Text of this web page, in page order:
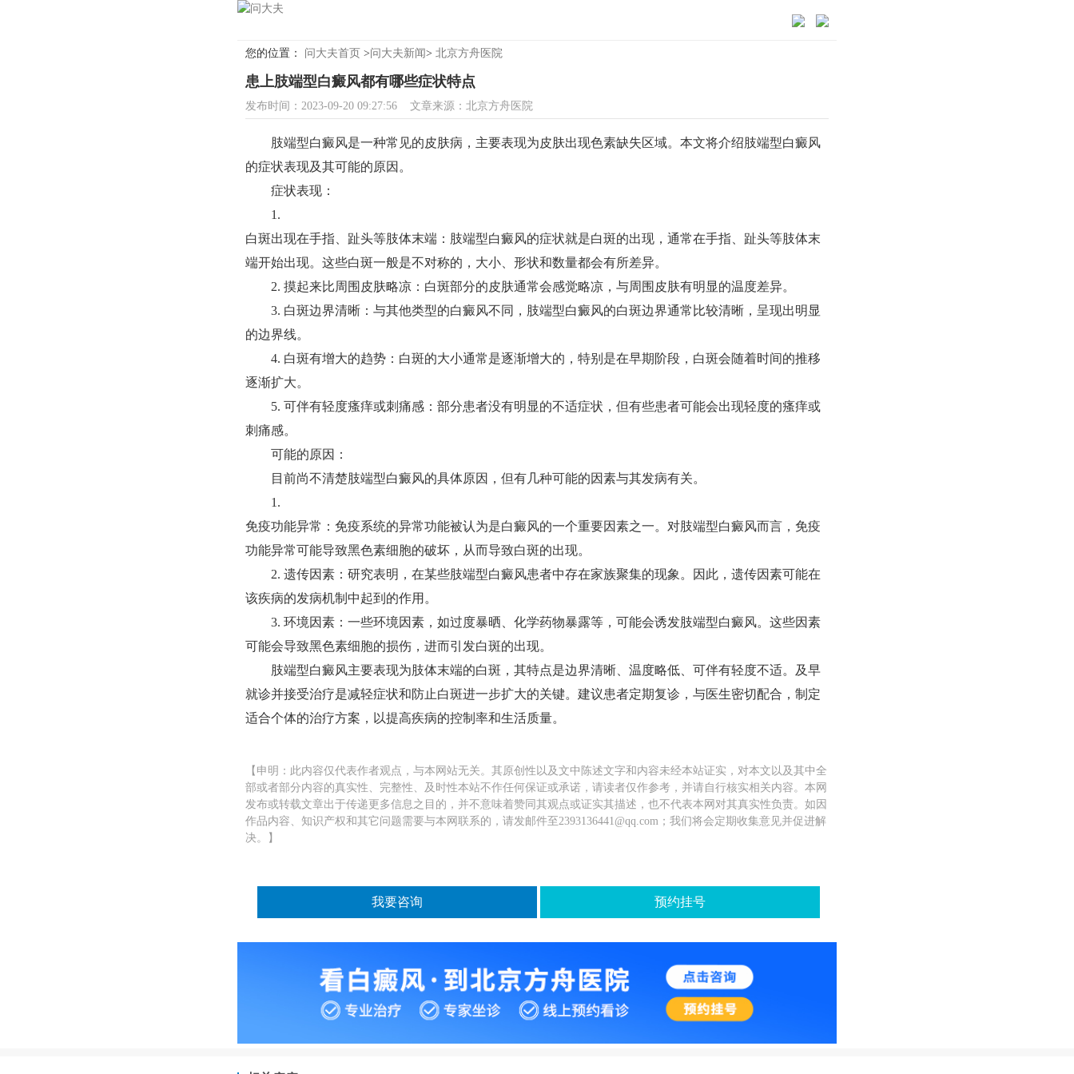
您的位置： 问大夫首页 >问大夫新闻> 北京方舟医院
患上肢端型白癜风都有哪些症状特点
发布时间：2023-09-20 09:27:56 文章来源：北京方舟医院
肢端型白癜风是一种常见的皮肤病，主要表现为皮肤出现色素缺失区域。本文将介绍肢端型白癜风
的症状表现及其可能的原因。
症状表现：
1.
白斑出现在手指、趾头等肢体末端：肢端型白癜风的症状就是白斑的出现，通常在手指、趾头等肢体末
端开始出现。这些白斑一般是不对称的，大小、形状和数量都会有所差异。
2. 摸起来比周围皮肤略凉：白斑部分的皮肤通常会感觉略凉，与周围皮肤有明显的温度差异。
3. 白斑边界清晰：与其他类型的白癜风不同，肢端型白癜风的白斑边界通常比较清晰，呈现出明显
的边界线。
4. 白斑有增大的趋势：白斑的大小通常是逐渐增大的，特别是在早期阶段，白斑会随着时间的推移
逐渐扩大。
5. 可伴有轻度瘙痒或刺痛感：部分患者没有明显的不适症状，但有些患者可能会出现轻度的瘙痒或
刺痛感。
可能的原因：
目前尚不清楚肢端型白癜风的具体原因，但有几种可能的因素与其发病有关。
1.
免疫功能异常：免疫系统的异常功能被认为是白癜风的一个重要因素之一。对肢端型白癜风而言，免疫
功能异常可能导致黑色素细胞的破坏，从而导致白斑的出现。
2. 遗传因素：研究表明，在某些肢端型白癜风患者中存在家族聚集的现象。因此，遗传因素可能在
该疾病的发病机制中起到的作用。
3. 环境因素：一些环境因素，如过度暴晒、化学药物暴露等，可能会诱发肢端型白癜风。这些因素
可能会导致黑色素细胞的损伤，进而引发白斑的出现。
肢端型白癜风主要表现为肢体末端的白斑，其特点是边界清晰、温度略低、可伴有轻度不适。及早
就诊并接受治疗是减轻症状和防止白斑进一步扩大的关键。建议患者定期复诊，与医生密切配合，制定
适合个体的治疗方案，以提高疾病的控制率和生活质量。
【申明：此内容仅代表作者观点，与本网站无关。其原创性以及文中陈述文字和内容未经本站证实，对本文以及其中全
部或者部分内容的真实性、完整性、及时性本站不作任何保证或承诺，请读者仅作参考，并请自行核实相关内容。本网
发布或转载文章出于传递更多信息之目的，并不意味着赞同其观点或证实其描述，也不代表本网对其真实性负责。如因
作品内容、知识产权和其它问题需要与本网联系的，请发邮件至2393136441@qq.com；我们将会定期收集意见并促进解
决。】
我要咨询 预约挂号